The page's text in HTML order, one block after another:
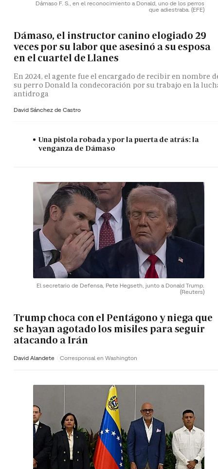
Dámaso F. S., en el reconocimiento a Donald, uno de los perros
que adiestraba. (EFE)
Dámaso, el instructor canino elogiado 29
veces por su labor que asesinó a su esposa
en el cuartel de Llanes
En 2024, el agente fue el encargado de recibir en nombre
su perro Donald la condecoración por su trabajo en la
antidroga
David Sánchez de Castro
Una pistola robada y por la puerta de atrás: la
venganza de Dámaso
El secretario de Defensa, Pete Hegseth, junto a Donald Trump.
(Reuters)
Trump choca con el Pentágono y niega que
se hayan agotado los misiles para seguir
atacando a Irán
David Alandete Corresponsal en Washington